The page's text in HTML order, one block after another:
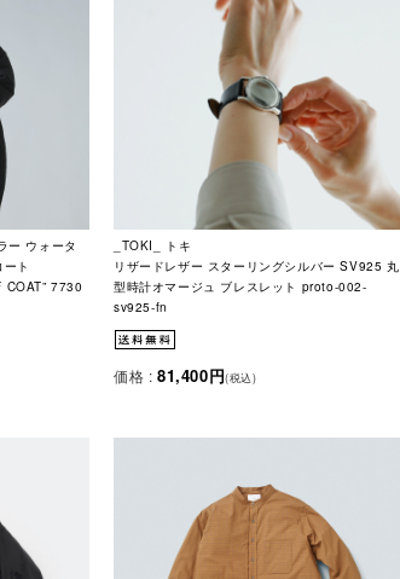
ー ウォータ
ト
COAT” 7730
_TOKI_ トキ
リザードレザー スターリングシルバー SV925 丸
型時計オマージュ ブレスレット proto-002-
sv925-fn
価格 : 81,400円(税込)